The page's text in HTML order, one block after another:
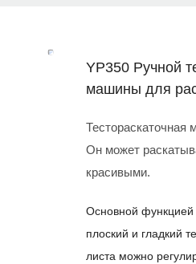
YP350 Ручной
машины для
Он может
красивыми.
Основной функцией
плоский и гладкий
листа можно